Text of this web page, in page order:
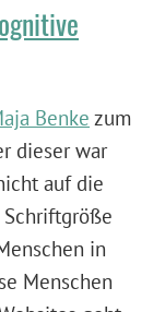
Benkezum
dieser war
auf die
in
Menschen